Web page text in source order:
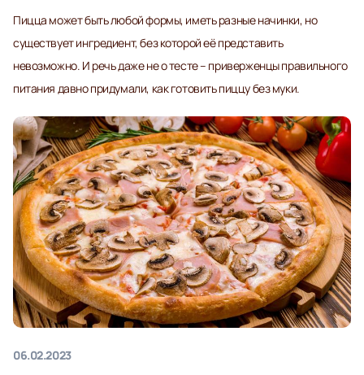
Пицца может быть любой формы, иметь разные начинки, но
существует ингредиент, без которой её представить
невозможно. И речь даже не о тесте – приверженцы правильного
питания давно придумали, как готовить пиццу без муки.
06.02.2023